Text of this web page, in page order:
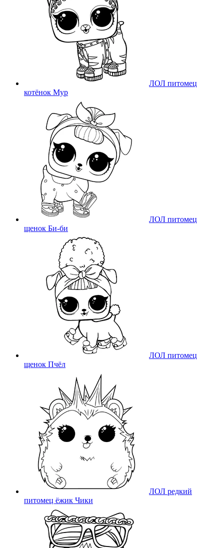
ЛОЛ питомец
котёнок Мур
ЛОЛ питомец
щенок Би-би
ЛОЛ питомец
щенок Пчёл
ЛОЛ редкий
питомец ёжик Чики